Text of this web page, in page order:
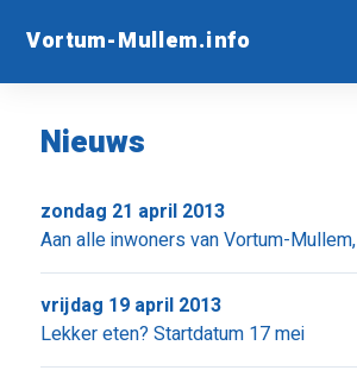
Vortum-Mullem.info
Nieuws
Aan alle inwoners van Vortum-Mullem,
zondag 21 april 2013
Lekker eten? Startdatum 17 mei
vrijdag 19 april 2013